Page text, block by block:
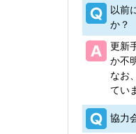
以前
か？
更新
か不
なお
てい
協力